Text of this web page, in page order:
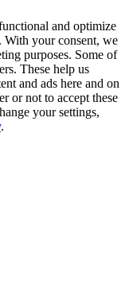
and optimize
With your consent, we
purposes. Some of
These help us
and ads here and on
or not to accept these
your settings,
.